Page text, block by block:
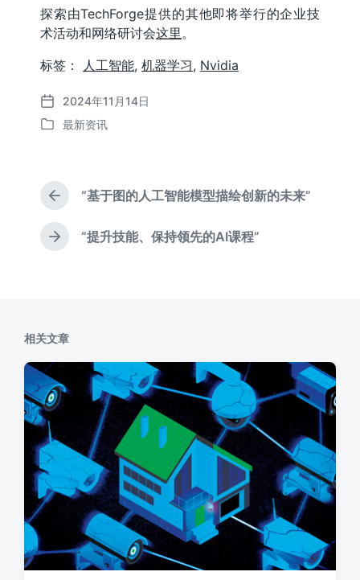
探索由TechForge提供的其他即将举行的企业技
术活动和网络研讨会这里。
标签：
人工智能, 机器学习, Nvidia
发
布
2024年11月14日
发
最新资讯
上
篇
文
章
“基于图的人工智能模型描绘创新的未来”
下
“提升技能、保持领先的AI课程”
相关文章